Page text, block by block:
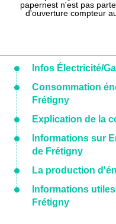
papernest n'est pas
d'ouverture compteur
Infos Électricité/
Consommation
Frétigny
Explication de la
Informations sur
de Frétigny
La production
Informations
Frétigny